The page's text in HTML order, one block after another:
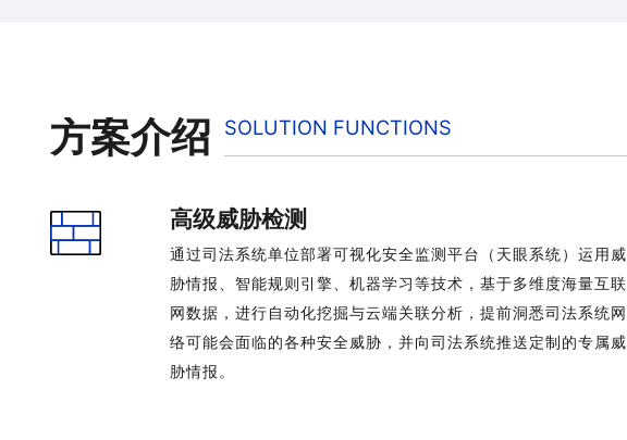
方案介绍 SOLUTION FUNCTIONS
高级威胁检测
通过司法系统单位部署可视化安全监测平台（天眼系统）运用威
胁情报、智能规则引擎、机器学习等技术，基于多维度海量互联
网数据，进行自动化挖掘与云端关联分析，提前洞悉司法系统网
络可能会面临的各种安全威胁，并向司法系统推送定制的专属威
胁情报。